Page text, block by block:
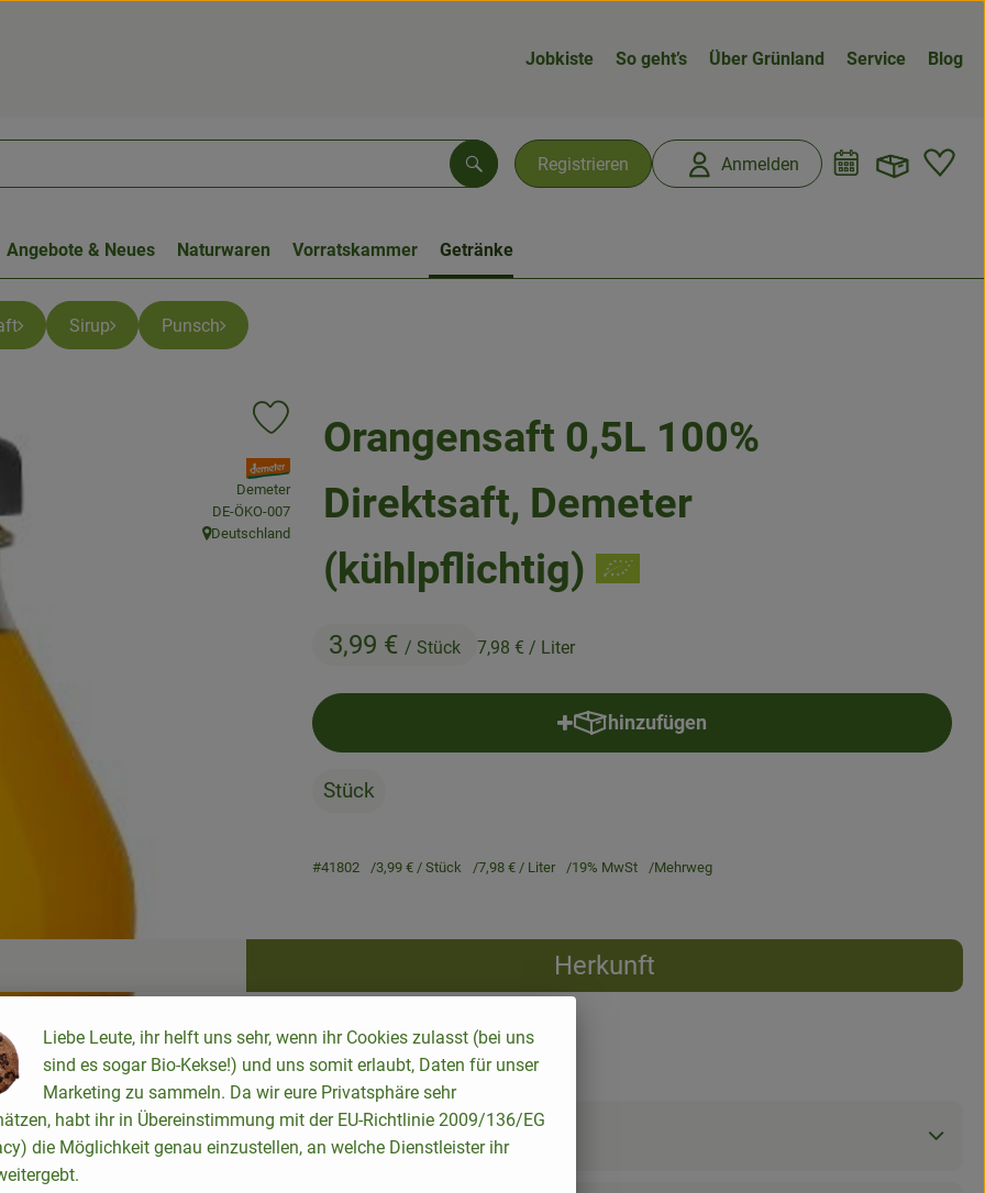
Jobkiste So geht’s Über Grünland Service Blog
Registrieren Anmelden
Suchen
Angebote & Neues Naturwaren Vorratskammer Getränke
Sirup Punsch
Orangensaft 0,5L 100%
Direktsaft, Demeter
(kühlpflichtig)
3,99 € / Stück 7,98 € / Liter
Produkt zu Favouriten hinzufügen
, Verband:
Demeter
, Kontrollstelle:
DE-ÖKO-007
, Herkunft:
Deutschland
hinzufügen
Produkt zum Warenkorb hinzufügen
Stück
#41802 3,99 € / Stück 7,98 € / Liter 19% MwSt Mehrweg
Rezepte
Herkunft
Liebe Leute, ihr helft uns sehr, wenn ihr Cookies zulasst (bei uns
sind es sogar Bio-Kekse!) und uns somit erlaubt, Daten für unser
Marketing zu sammeln. Da wir eure Privatsphäre sehr
habt ihr in Übereinstimmung mit der EU-Richtlinie 2009/136/EG
die Möglichkeit genau einzustellen, an welche Dienstleister ihr